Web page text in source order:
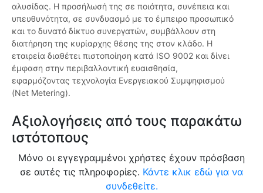
αλυσίδας. Η προσήλωσή της σε ποιότητα, συνέπεια και
υπευθυνότητα, σε συνδυασμό με το έμπειρο προσωπικό
και το δυνατό δίκτυο συνεργατών, συμβάλλουν στη
διατήρηση της κυρίαρχης θέσης της στον κλάδο. Η
εταιρεία διαθέτει πιστοποίηση κατά ISO 9002 και δίνει
έμφαση στην περιβαλλοντική ευαισθησία,
εφαρμόζοντας τεχνολογία Ενεργειακού Συμψηφισμού
(Net Metering).
Αξιολογήσεις από τους παρακάτω
ιστότοπους
Μόνο οι εγγεγραμμένοι χρήστες έχουν πρόσβαση
σε αυτές τις πληροφορίες. Κάντε κλικ εδώ για να
συνδεθείτε.